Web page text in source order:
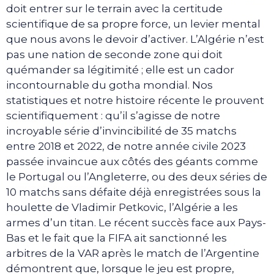
doit entrer sur le terrain avec la certitude
scientifique de sa propre force, un levier mental
que nous avons le devoir d’activer. L’Algérie n’est
pas une nation de seconde zone qui doit
quémander sa légitimité ; elle est un cador
incontournable du gotha mondial. Nos
statistiques et notre histoire récente le prouvent
scientifiquement : qu’il s’agisse de notre
incroyable série d’invincibilité de 35 matchs
entre 2018 et 2022, de notre année civile 2023
passée invaincue aux côtés des géants comme
le Portugal ou l’Angleterre, ou des deux séries de
10 matchs sans défaite déjà enregistrées sous la
houlette de Vladimir Petkovic, l’Algérie a les
armes d’un titan. Le récent succès face aux Pays-
Bas et le fait que la FIFA ait sanctionné les
arbitres de la VAR après le match de l’Argentine
démontrent que, lorsque le jeu est propre,